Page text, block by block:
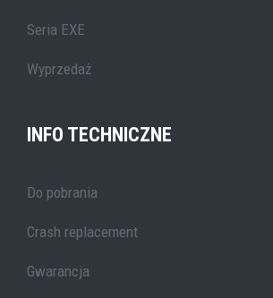
Seria EXE
Wyprzedaż
INFO TECHNICZNE
Do pobrania
Crash replacement
Gwarancja